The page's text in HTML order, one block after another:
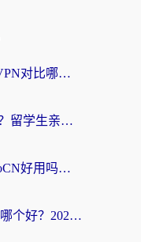
Malus VPN好用吗？和小牛VPN对比哪个回国效果更好？海外党亲测实用指南
在国外如何开回国加速器呢？留学生亲测的无缝访问国内资源指南
海外党必看：Quickback和ToCN好用吗？3分钟选对回国加速器的实用指南
海外党纠结迅游和FlashBack哪个好？2026实用指南教你选对回国加速器